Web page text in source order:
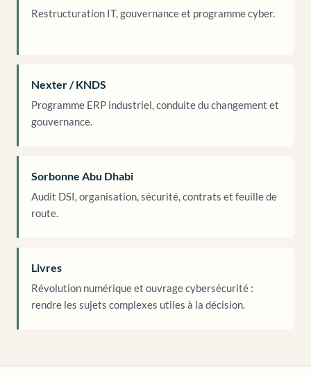
Restructuration IT, gouvernance et programme cyber.
Nexter / KNDS
Programme ERP industriel, conduite du changement et
gouvernance.
Sorbonne Abu Dhabi
Audit DSI, organisation, sécurité, contrats et feuille de
route.
Livres
Révolution numérique et ouvrage cybersécurité :
rendre les sujets complexes utiles à la décision.